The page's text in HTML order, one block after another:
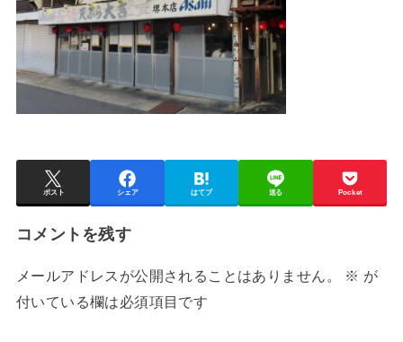
ポスト シェア はてブ 送る Pocket
コメントを残す
メールアドレスが公開されることはありません。 ※ が
付いている欄は必須項目です